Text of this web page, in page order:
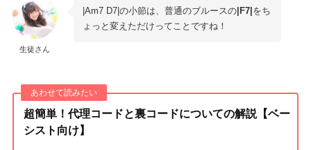
生徒さん
|Am7 D7|の小節は、普通のブルースの|F7| をち
ょっと変えただけってことですね！
超簡単！代理コードと裏コードについての解説【ベー
シスト向け】